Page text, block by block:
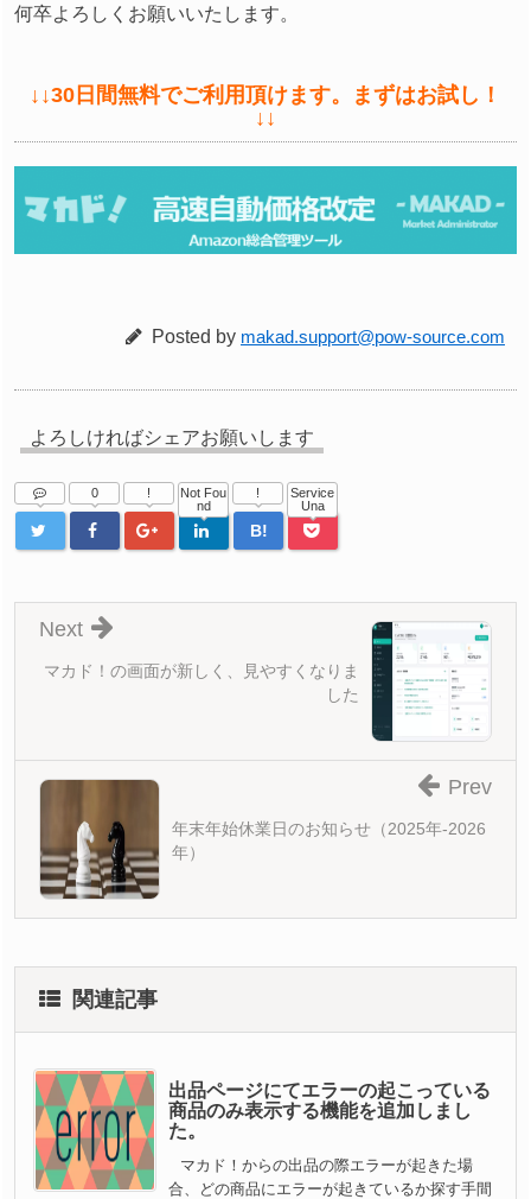
何卒よろしくお願いいたします。
↓↓30日間無料でご利用頂けます。まずはお試し！
↓↓
Posted by makad.support@pow-source.com
よろしければシェアお願いします
0 !
Not Fou
nd
B!
!
Service
Una
マカド！の画面が新しく、見やすくなりま
した
Next
年末年始休業日のお知らせ（2025年-2026
年）
Prev
関連記事
出品ページにてエラーの起こっている
商品のみ表示する機能を追加しまし
た。
マカド！からの出品の際エラーが起きた場
合、どの商品にエラーが起きているか探す手間